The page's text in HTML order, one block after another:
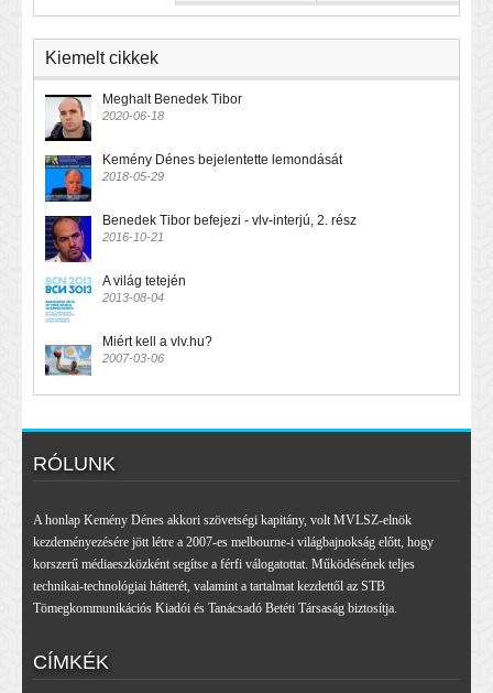
Kiemelt cikkek
Meghalt Benedek Tibor
2020-06-18
Kemény Dénes bejelentette lemondását
2018-05-29
Benedek Tibor befejezi - vlv-interjú, 2. rész
2016-10-21
A világ tetején
2013-08-04
Miért kell a vlv.hu?
2007-03-06
RÓLUNK
A honlap Kemény Dénes akkori szövetségi kapitány, volt MVLSZ-elnök
kezdeményezésére jött létre a 2007-es melbourne-i világbajnokság előtt, hogy
korszerű médiaeszközként segítse a férfi válogatottat. Működésének teljes
technikai-technológiai hátterét, valamint a tartalmat kezdettől az STB
Tömegkommunikációs Kiadói és Tanácsadó Betéti Társaság biztosítja.
CÍMKÉK